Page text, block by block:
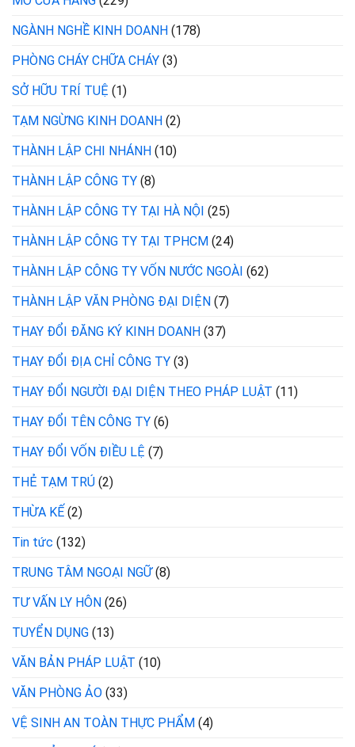
NGÀNH NGHỀ KINH DOANH (178)
PHÒNG CHÁY CHỮA CHÁY (3)
SỞ HỮU TRÍ TUỆ (1)
TẠM NGỪNG KINH DOANH (2)
THÀNH LẬP CHI NHÁNH (10)
THÀNH LẬP CÔNG TY (8)
THÀNH LẬP CÔNG TY TẠI HÀ NỘI (25)
THÀNH LẬP CÔNG TY TẠI TPHCM (24)
THÀNH LẬP CÔNG TY VỐN NƯỚC NGOÀI (62)
THÀNH LẬP VĂN PHÒNG ĐẠI DIỆN (7)
THAY ĐỔI ĐĂNG KÝ KINH DOANH (37)
THAY ĐỔI ĐỊA CHỈ CÔNG TY (3)
THAY ĐỔI NGƯỜI ĐẠI DIỆN THEO PHÁP LUẬT (11)
THAY ĐỔI TÊN CÔNG TY (6)
THAY ĐỔI VỐN ĐIỀU LỆ (7)
THẺ TẠM TRÚ (2)
THỪA KẾ (2)
Tin tức (132)
TRUNG TÂM NGOẠI NGỮ(8)
TƯ VẤN LY HÔN (26)
TUYỂN DỤNG (13)
VĂN BẢN PHÁP LUẬT (10)
VĂN PHÒNG ẢO (33)
VỆ SINH AN TOÀN THỰC PHẨM (4)